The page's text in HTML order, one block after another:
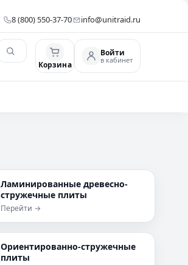
8 (800) 550-37-70 info@unitraid.ru
Корзина
Войти
в кабинет
Ламинированные древесно-
стружечные плиты
Перейти →
Ориентированно-стружечные
плиты